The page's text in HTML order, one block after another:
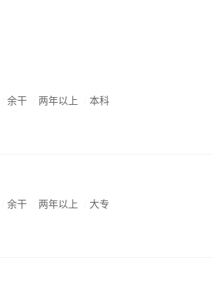
余干 两年以上 本科
余干 两年以上 大专